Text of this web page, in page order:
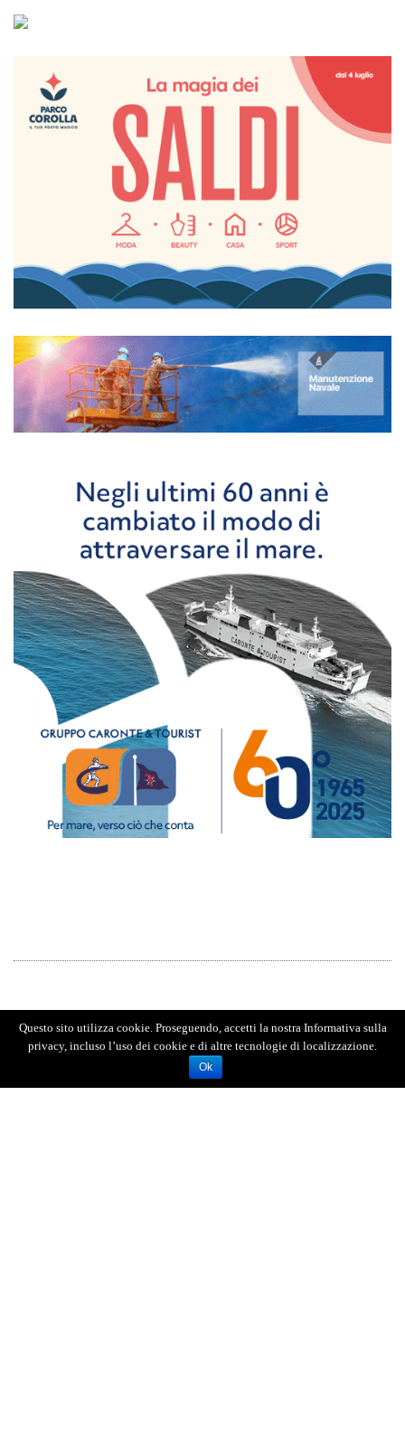
Questo sito utilizza cookie. Proseguendo, accetti la nostra Informativa sulla
privacy, incluso l’uso dei cookie e di altre tecnologie di localizzazione.
Ok